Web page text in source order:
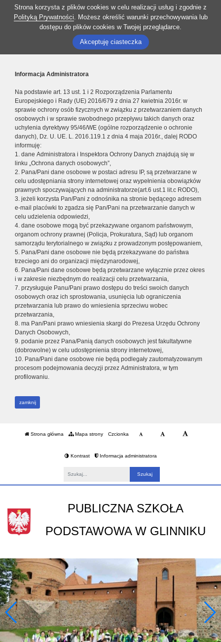
Strona korzysta z plików cookies w celu realizacji usług i zgodnie z
Polityką Prywatności. Możesz określić warunki przechowywania lub
dostępu do plików cookies w Twojej przeglądarce.
Akceptuję ciasteczka
Informacja Administratora
Na podstawie art. 13 ust. 1 i 2 Rozporządzenia Parlamentu
Europejskiego i Rady (UE) 2016/679 z dnia 27 kwietnia 2016r. w
sprawie ochrony osób fizycznych w związku z przetwarzaniem danych
osobowych i w sprawie swobodnego przepływu takich danych oraz
uchylenia dyrektywy 95/46/WE (ogólne rozporządzenie o ochronie
danych), Dz. U. UE. L. 2016.119.1 z dnia 4 maja 2016r., dalej RODO
informuję:
1. dane Administratora i Inspektora Ochrony Danych znajdują się w
linku „Ochrona danych osobowych”,
2. Pana/Pani dane osobowe w postaci adresu IP, są przetwarzane w
celu udostępniania strony internetowej oraz wypełnienia obowiązków
prawnych spoczywających na administratorze(art.6 ust.1 lit.c RODO),
3. jeżeli korzysta Pan/Pani z odnośnika na stronie będącego adresem
e-mail placówki to zgadza się Pan/Pani na przetwarzanie danych w
celu udzielenia odpowiedzi,
4. dane osobowe mogą być przekazywane organom państwowym,
organom ochrony prawnej (Policja, Prokuratura, Sąd) lub organom
samorządu terytorialnego w związku z prowadzonym postępowaniem,
5. Pana/Pani dane osobowe nie będą przekazywane do państwa
trzeciego ani do organizacji międzynarodowej,
6. Pana/Pani dane osobowe będą przetwarzane wyłącznie przez okres
i w zakresie niezbędnym do realizacji celu przetwarzania,
7. przysługuje Panu/Pani prawo dostępu do treści swoich danych
osobowych oraz ich sprostowania, usunięcia lub ograniczenia
przetwarzania lub prawo do wniesienia sprzeciwu wobec
przetwarzania,
8. ma Pan/Pani prawo wniesienia skargi do Prezesa Urzędu Ochrony
Danych Osobowych,
9. podanie przez Pana/Panią danych osobowych jest fakultatywne
(dobrowolne) w celu udostępnienia strony internetowej,
10. Pana/Pani dane osobowe nie będą podlegały zautomatyzowanym
procesom podejmowania decyzji przez Administratora, w tym
profilowaniu.
zamknij
Strona główna Mapa strony Czcionka
Kontrast Informacja administratora
PUBLICZNA SZKOŁA
PODSTAWOWA W GLINNIKU